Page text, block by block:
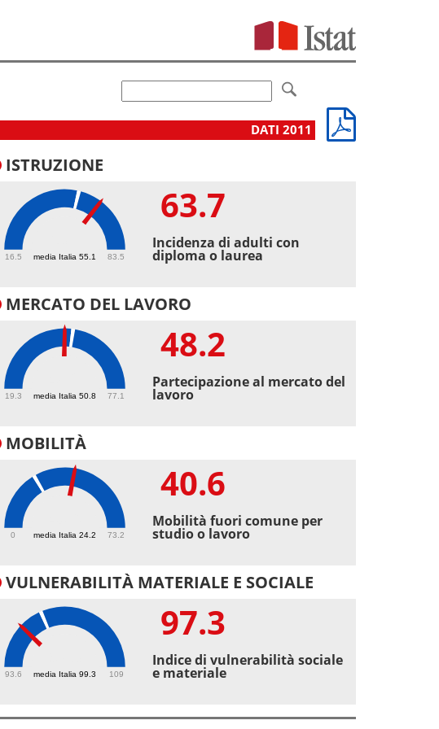
DATI 2011
ISTRUZIONE
media Italia 55.1
16.5 83.5
63.7
Incidenza di adulti con
diploma o laurea
MERCATO DEL LAVORO
media Italia 50.8
19.3 77.1
48.2
Partecipazione al mercato del
lavoro
MOBILITÀ
media Italia 24.2
0 73.2
40.6
Mobilità fuori comune per
studio o lavoro
VULNERABILITÀ MATERIALE E SOCIALE
media Italia 99.3
93.6 109
97.3
Indice di vulnerabilità sociale
e materiale